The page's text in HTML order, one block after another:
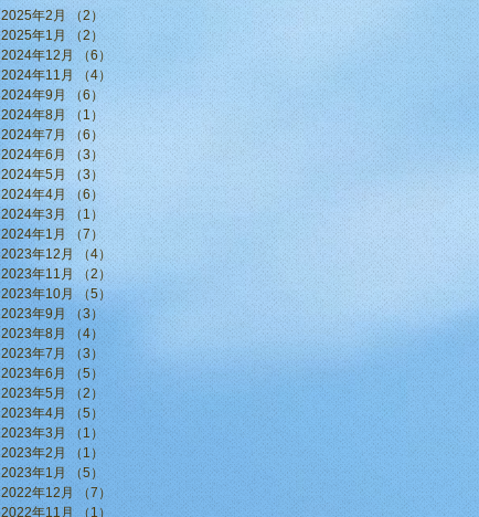
2025年2月 （2） 2件の記事
2025年1月 （2） 2件の記事
2024年12月
（6）
6件の記事
2024年11月 （4）
4件の記事
2024年9月
（6） 6件の記事
2024年8月
（1） 1件の記事
2024年7月 （6）6件の記事
2024年6月 （3） 3件の記事
2024年5月 （3）3件の記事
2024年4月
（6） 6件の記事
2024年3月
（1） 1件の記事
2024年1月
（7） 7件の記事
2023年12月
（4） 4件の記事
2023年11月
（2）
2件の記事
2023年10月
（5）
5件の記事
2023年9月 （3）
3件の記事
2023年8月 （4）
4件の記事
2023年7月
（3）
3件の記事
2023年6月 （5）
5件の記事
2023年5月
（2） 2件の記事
2023年4月
（5）5件の記事
2023年3月 （1） 1件の記事
2023年2月 （1）1件の記事
2023年1月
（5） 5件の記事
2022年12月 （7） 7件の記事
2022年11月
（1）
1件の記事